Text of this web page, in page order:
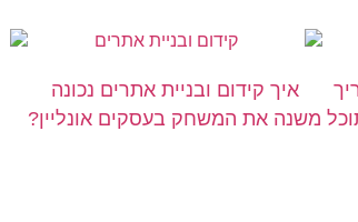
איך קידום ובניית אתרים נכונה
משנה את המשחק בעסקים אונליין?